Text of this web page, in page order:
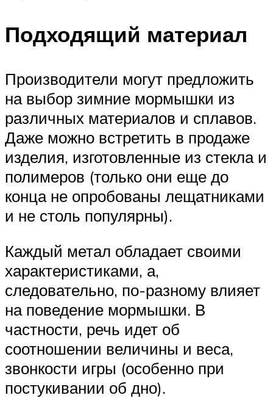
Подходящий материал
Производители могут предложить
на выбор зимние мормышки из
различных материалов и сплавов.
Даже можно встретить в продаже
изделия, изготовленные из стекла и
полимеров (только они еще до
конца не опробованы лещатниками
и не столь популярны).
Каждый метал обладает своими
характеристиками, а,
следовательно, по-разному влияет
на поведение мормышки. В
частности, речь идет об
соотношении величины и веса,
звонкости игры (особенно при
постукивании об дно).